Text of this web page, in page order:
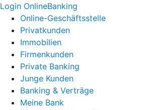
Login OnlineBanking
Online-Geschäftsstelle
Privatkunden
Immobilien
Firmenkunden
Private Banking
Junge Kunden
Banking & Verträge
Meine Bank